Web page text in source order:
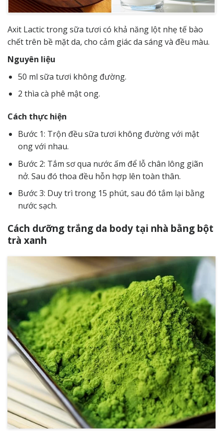
Axit Lactic trong sữa tươi có khả năng lột nhẹ tế bào
chết trên bề mặt da, cho cảm giác da sáng và đều màu.
Nguyên liệu
50 ml sữa tươi không đường.
2 thìa cà phê mật ong.
Cách thực hiện
Bước 1: Trộn đều sữa tươi không đường với mật
ong với nhau.
Bước 2: Tắm sơ qua nước ấm để lỗ chân lông giãn
nở. Sau đó thoa đều hỗn hợp lên toàn thân.
Bước 3: Duy trì trong 15 phút, sau đó tắm lại bằng
nước sạch.
Cách dưỡng trắng da body tại nhà bằng bột
trà xanh